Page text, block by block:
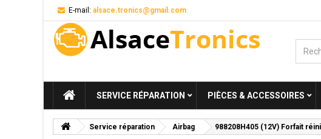
E-mail: alsace.tronics@gmail.com
SERVICE RÉPARATION PIÈCES & ACCESSOIRES
Service réparation Airbag 988208H405 (12V) Forfait